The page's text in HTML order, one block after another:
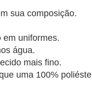
sua composição.
em uniformes.
água.
mais fino.
uma 100%